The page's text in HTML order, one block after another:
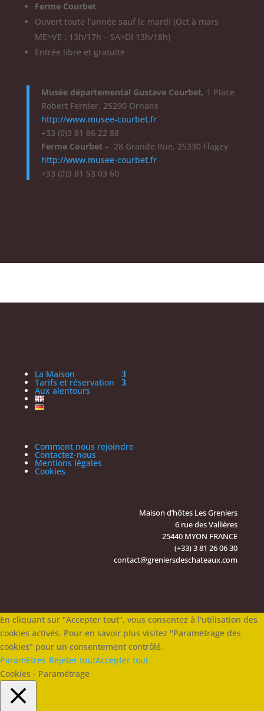
Ferme Courbet
Ouvert toute l’année sauf le mardi (Oct.à mars
ME>VE : 13h/17h – SA>DI 13h/18h)
Entrée libre et gratuite
Musée départemental Gustave Courbet, 1 Place
Robert Fernier, 25290 Ornans
http://www.musee-courbet.fr
+33 (0)3 81 86 22 88
Ferme Courbet– 28 Grande Rue, 25330 Flagey
http://www.musee-courbet.fr
+33 (0)3 81 53 03 60
La Maison
Tarifs et réservation
Aux alentours
Comment nous rejoindre
Contactez-nous
Mentions légales
Cookies
Maison d’hôtes Les Greniers
6 rue des Vallières
25440 MYON FRANCE
(+33) 3 81 26 06 30
contact@greniersdeschateaux.com
En cliquant sur "Accepter tout", vous consentez à l'utilisation des
cookies activés. Pour en savoir plus visitez "Paramètrage des
cookies" pour un consentement contrôlé.
Paramètres Rejeter toutAccepter tout
Cookies - Paramétrage